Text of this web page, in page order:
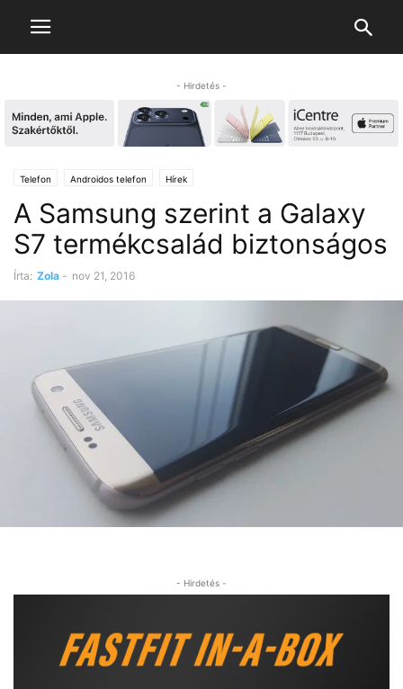
- Hirdetés -
Telefon Androidos telefon Hírek
A Samsung szerint a Galaxy
S7 termékcsalád biztonságos
Írta: Zola - nov 21, 2016
- Hirdetés -